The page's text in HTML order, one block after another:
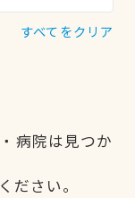
すべてをクリア
病院は見つか
ださい。